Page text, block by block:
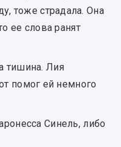
тоже страдала. Она
ее слова ранят
тишина. Лия
помог ей немного
Синель, либо